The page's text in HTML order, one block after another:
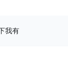
我有